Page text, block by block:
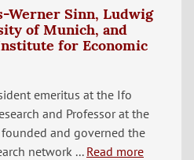
Werner Sinn, Ludwig
of Munich, and
for Economic
emeritus at the Ifo
and Professor at the
and governed the
network ... Read more